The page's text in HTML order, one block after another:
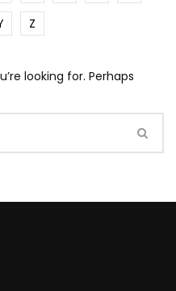
Z
looking for. Perhaps